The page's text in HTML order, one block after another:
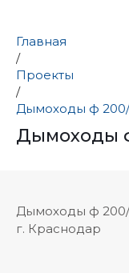
Главная
/
Проекты
/
Дымоходы ф
Дымоходы
Дымоходы ф
г. Краснодар